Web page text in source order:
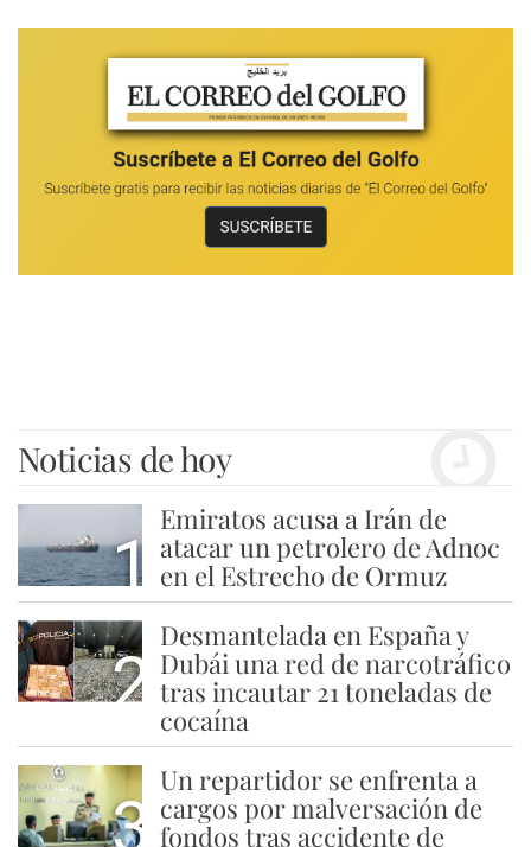
Noticias de hoy
1
Emiratos acusa a Irán de
atacar un petrolero de Adnoc
en el Estrecho de Ormuz
2
Desmantelada en España y
Dubái una red de narcotráfico
tras incautar 21 toneladas de
cocaína
3
Un repartidor se enfrenta a
cargos por malversación de
fondos tras accidente de